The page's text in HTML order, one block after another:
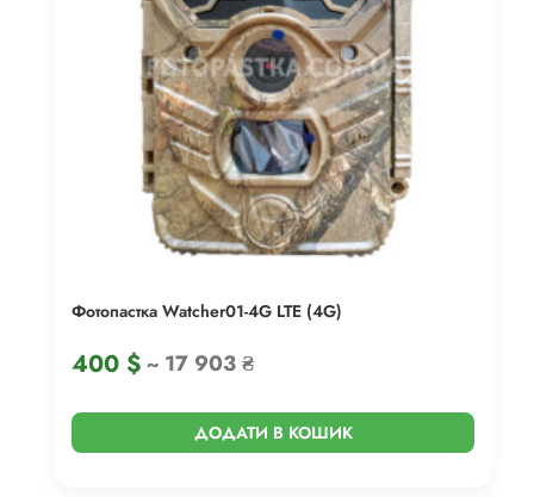
Фотопастка Watcher01-4G LTE (4G)
400 $~ 17 903 ₴
ДОДАТИ В КОШИК